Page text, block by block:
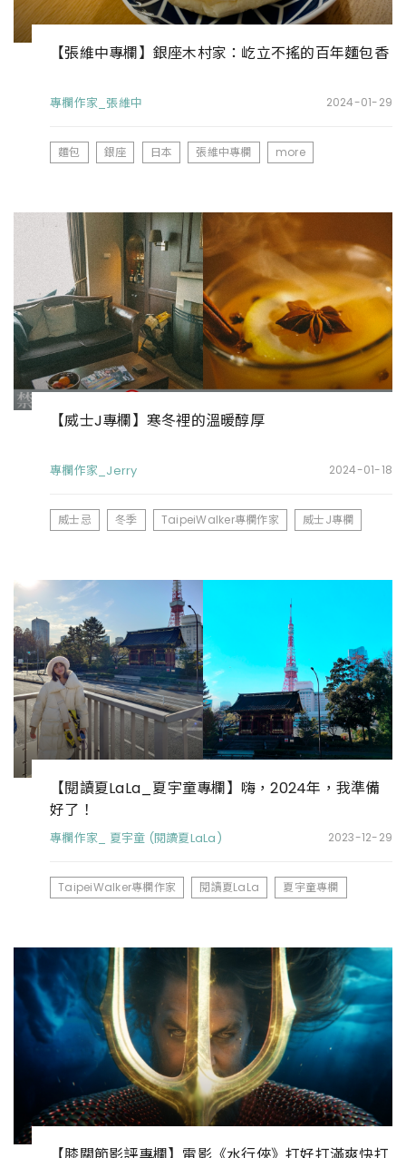
【張維中專欄】銀座木村家：屹立不搖的百年麵包香
專欄作家_張維中 2024-01-29
麵包 銀座 日本 張維中專欄 more
【威士J專欄】寒冬裡的溫暖醇厚
專欄作家_Jerry 2024-01-18
威士忌 冬季 TaipeiWalker專欄作家 威士J專欄
【閱讀夏LaLa_夏宇童專欄】嗨，2024年，我準備
好了！
專欄作家_ 夏宇童 (閱讀夏LaLa) 2023-12-29
TaipeiWalker專欄作家 閱讀夏LaLa 夏宇童專欄